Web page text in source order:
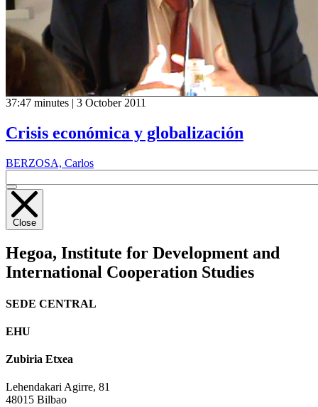
37:47 minutes | 3 October 2011
Crisis económica y globalización
BERZOSA, Carlos
Close
Hegoa, Institute for Development and
International Cooperation Studies
SEDE CENTRAL
EHU
Zubiria Etxea
Lehendakari Agirre, 81
48015 Bilbao